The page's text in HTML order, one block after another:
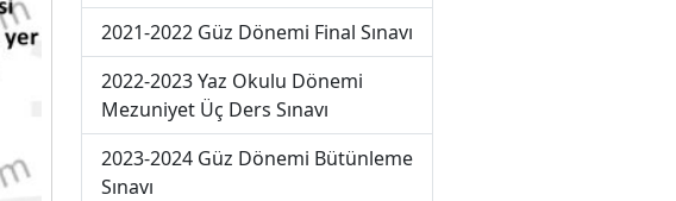
2021-2022 Güz Dönemi Final Sınavı
2022-2023 Yaz Okulu Dönemi
Mezuniyet Üç Ders Sınavı
2023-2024 Güz Dönemi Bütünleme
Sınavı